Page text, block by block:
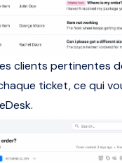
clients pertinentes
ticket, ce qui